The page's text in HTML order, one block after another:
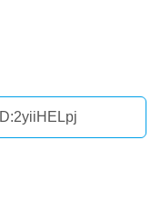
ID:2yiiHELpj